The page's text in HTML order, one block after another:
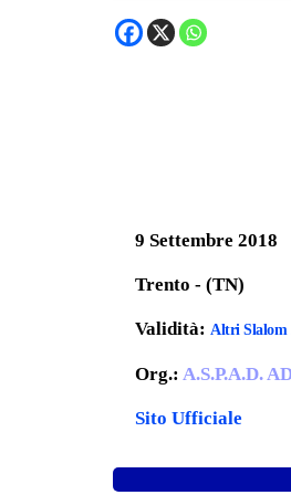
9 Settembre 2018
Trento - (TN)
Validità: Altri Slalom
Org.: A.S.P.A.D.
Sito Ufficiale